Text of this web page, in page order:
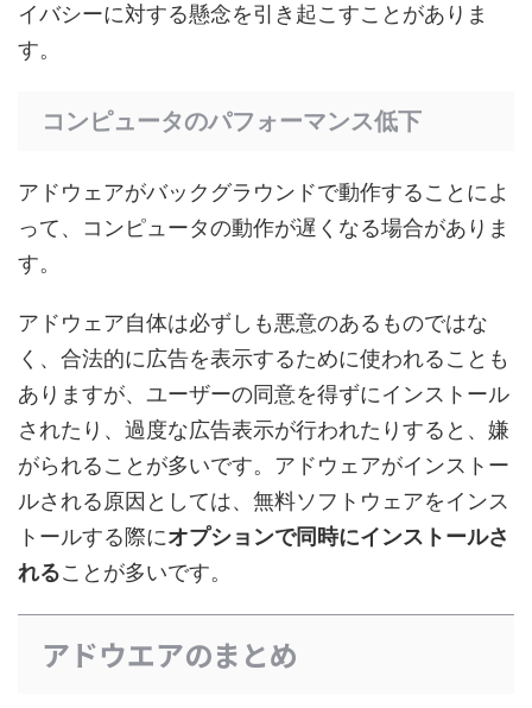
イバシーに対する懸念を引き起こすことがありま
す。
コンピュータのパフォーマンス低下
アドウェアがバックグラウンドで動作することによ
って、コンピュータの動作が遅くなる場合がありま
す。
アドウェア自体は必ずしも悪意のあるものではな
く、合法的に広告を表示するために使われることも
ありますが、ユーザーの同意を得ずにインストール
されたり、過度な広告表示が行われたりすると、嫌
がられることが多いです。アドウェアがインストー
ルされる原因としては、無料ソフトウェアをインス
トールする際にオプションで同時にインストールさ
れることが多いです。
アドウエアのまとめ